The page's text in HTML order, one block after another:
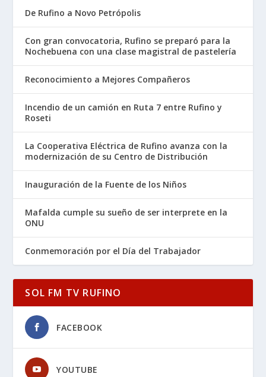
De Rufino a Novo Petrópolis
Con gran convocatoria, Rufino se preparó para la
Nochebuena con una clase magistral de pastelería
Reconocimiento a Mejores Compañeros
Incendio de un camión en Ruta 7 entre Rufino y
Roseti
La Cooperativa Eléctrica de Rufino avanza con la
modernización de su Centro de Distribución
Inauguración de la Fuente de los Niños
Mafalda cumple su sueño de ser interprete en la
ONU
Conmemoración por el Día del Trabajador
SOL FM TV RUFINO
FACEBOOK
YOUTUBE